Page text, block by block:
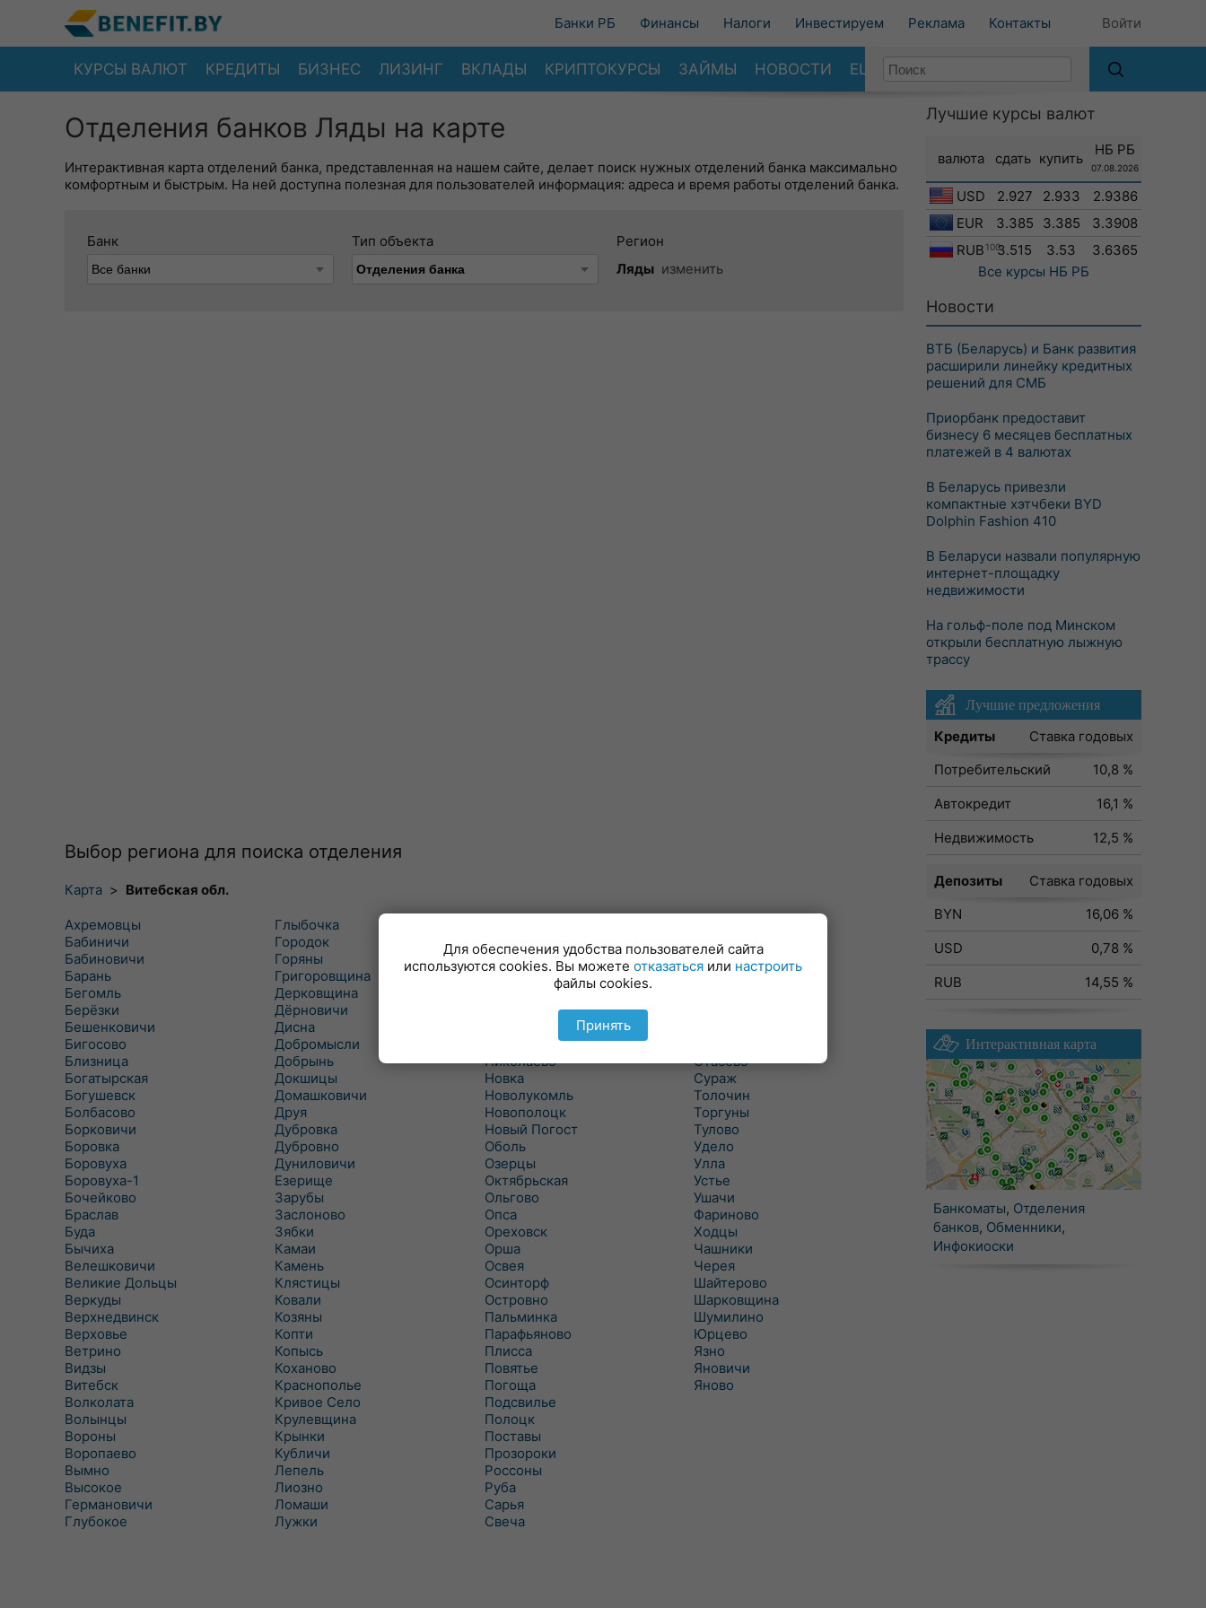
Банки РБ Финансы Налоги Инвестируем Реклама Контакты Войти
КУРСЫ ВАЛЮТ КРЕДИТЫ БИЗНЕС ЛИЗИНГ ВКЛАДЫ КРИПТОКУРСЫ ЗАЙМЫ НОВОСТИ ЕЩЕ
Отделения банков Ляды на карте
Интерактивная карта отделений банка, представленная на нашем сайте, делает поиск нужных отделений банка максимально
комфортным и быстрым. На ней доступна полезная для пользователей информация: адреса и время работы отделений банка.
Банк Тип объекта
Регион
Ляды изменить
Выбор региона для поиска отделения
Карта > Витебская обл.
Ахремовцы
Бабиничи
Бабиновичи
Барань
Бегомль
Берёзки
Бешенковичи
Бигосово
Близница
Богатырская
Богушевск
Болбасово
Борковичи
Боровка
Боровуха
Боровуха-1
Бочейково
Браслав
Буда
Бычиха
Велешковичи
Великие Дольцы
Веркуды
Верхнедвинск
Верховье
Ветрино
Видзы
Витебск
Волколата
Волынцы
Вороны
Воропаево
Вымно
Высокое
Германовичи
Глубокое
Глыбочка
Городок
Горяны
Григоровщина
Дерковщина
Дёрновичи
Дисна
Добромысли
Добрынь
Докшицы
Домашковичи
Друя
Дубровка
Дубровно
Дуниловичи
Езерище
Зарубы
Заслоново
Зябки
Камаи
Камень
Клястицы
Ковали
Козяны
Копти
Копысь
Коханово
Краснополье
Кривое Село
Крулевщина
Крынки
Кубличи
Лепель
Лиозно
Ломаши
Лужки
Ляды
Межа
Межево
Мишневичи
Николаево
Новка
Новолукомль
Новополоцк
Новый Погост
Оболь
Озерцы
Октябрьская
Ольгово
Опса
Ореховск
Орша
Освея
Осинторф
Островно
Пальминка
Парафьяново
Плисса
Повятье
Погоща
Подсвилье
Полоцк
Поставы
Прозороки
Россоны
Руба
Сарья
Свеча
Сенно
Ситцы
Славени
Стасево
Сураж
Толочин
Торгуны
Тулово
Удело
Улла
Устье
Ушачи
Фариново
Ходцы
Чашники
Черея
Шайтерово
Шарковщина
Шумилино
Юрцево
Язно
Яновичи
Яново
Лучшие курсы валют
валюта сдать купить
НБ РБ
07.08.2026
USD 2.927 2.933
2.9386
EUR
3.385 3.385
3.3908
RUB 1003.515 3.53
3.6365
Все курсы НБ РБ
Новости
ВТБ (Беларусь) и Банк развития
расширили линейку кредитных
решений для СМБ
Приорбанк предоставит
бизнесу 6 месяцев бесплатных
платежей в 4 валютах
В Беларусь привезли
компактные хэтчбеки BYD
Dolphin Fashion 410
В Беларуси назвали популярную
интернет-площадку
недвижимости
На гольф-поле под Минском
открыли бесплатную лыжную
трассу
Лучшие предложения
Кредиты
Ставка годовых
Потребительский
10,8 %
Автокредит
16,1 %
Недвижимость
12,5 %
Депозиты
Ставка годовых
BYN
16,06 %
USD
0,78 %
RUB
14,55 %
Интерактивная карта
Банкоматы, Отделения
банков, Обменники,
Инфокиоски
Для обеспечения удобства пользователей сайта
используются cookies. Вы можете отказаться или настроить
файлы cookies.
Принять